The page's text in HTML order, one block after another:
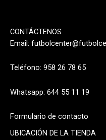
CONTÁCTENOS
Email:
Teléfono: 958 26 78 65
Whatsapp: 644 55 11 19
Formulario de contacto
UBICACIÓN DE LA TIENDA